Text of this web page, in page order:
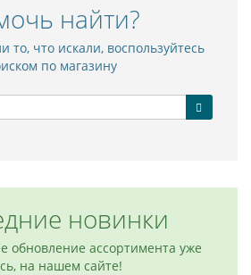
найти?
то, что искали, воспользуйтесь
по магазину
новинки
обновление ассортимента уже
на нашем сайте!